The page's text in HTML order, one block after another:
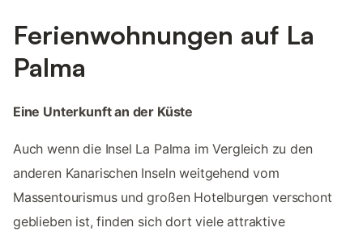
Ferienwohnungen auf La
Palma
Eine Unterkunft an der Küste
Auch wenn die Insel La Palma im Vergleich zu den
anderen Kanarischen Inseln weitgehend vom
Massentourismus und großen Hotelburgen verschont
geblieben ist, finden sich dort viele attraktive